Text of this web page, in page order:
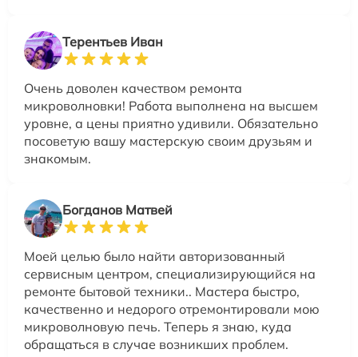
Терентьев Иван
Очень доволен качеством ремонта
микроволновки! Работа выполнена на высшем
уровне, а цены приятно удивили. Обязательно
посоветую вашу мастерскую своим друзьям и
знакомым.
Богданов Матвей
Моей целью было найти авторизованный
сервисным центром, специализирующийся на
ремонте бытовой техники.. Мастера быстро,
качественно и недорого отремонтировали мою
микроволновую печь. Теперь я знаю, куда
обращаться в случае возникших проблем.